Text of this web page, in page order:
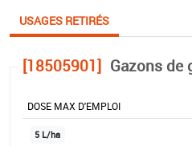
USAGES RETIRÉS
[18505901] Gazons de
DOSE MAX D'EMPLOI
5 L/ha